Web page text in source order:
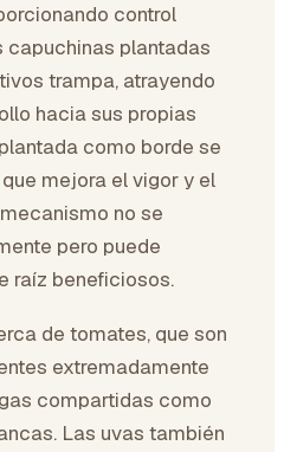
control
plantadas
trampa, atrayendo
hacia sus propias
plantada como borde se
mejora el vigor y el
no se
pero puede
raíz beneficiosos.
de tomates, que son
extremadamente
compartidas como
Las uvas también